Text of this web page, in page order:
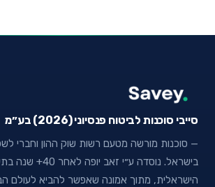
סייבי סוכנות לביטוח פנסיוני (2026) בע״מ
— סוכנות מורשה מטעם רשות שוק ההון וחברי
בישראל. נוסדה ע״י זאב
הישראלית, מתוך אמונה שאפשר להביא לעולם